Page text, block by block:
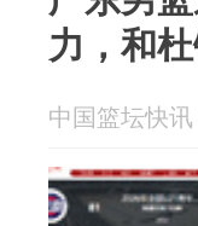
力，和
中国篮坛快